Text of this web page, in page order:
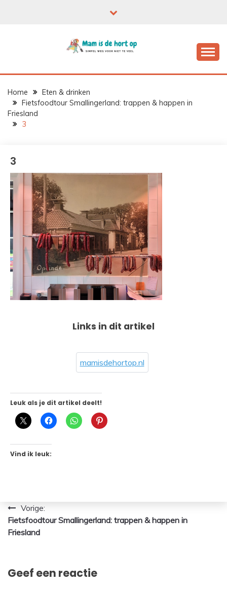
Home
Eten & drinken
Fietsfoodtour Smallingerland: trappen & happen in
Friesland
3
3
Links in dit artikel
mamisdehortop.nl
Leuk als je dit artikel deelt!
Vind ik leuk:
Bericht
navigatie
Vorige:
Fietsfoodtour Smallingerland: trappen & happen in
Friesland
Geef een reactie